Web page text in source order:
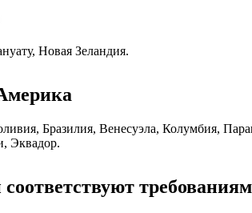
Новая Зеландия.
Бразилия, Венесуэла, Колумбия,
Эквадор.
требованиям